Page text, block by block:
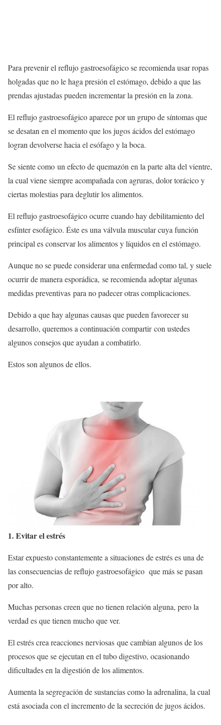
Para prevenir el reflujo gastroesofágico se recomienda usar ropas
holgadas que no le haga presión el estómago, debido a que las
prendas ajustadas pueden incrementar la presión en la zona.
El reflujo gastroesofágico aparece por un grupo de síntomas que
se desatan en el momento que los jugos ácidos del estómago
logran devolverse hacia el esófago y la boca.
Se siente como un efecto de quemazón en la parte alta del vientre,
la cual viene siempre acompañada con agruras, dolor torácico y
ciertas molestias para deglutir los alimentos.
El reflujo gastroesofágico ocurre cuando hay debilitamiento del
esfínter esofágico. Éste es una válvula muscular cuya función
principal es conservar los alimentos y líquidos en el estómago.
Aunque no se puede considerar una enfermedad como tal, y suele
ocurrir de manera esporádica, se recomienda adoptar algunas
medidas preventivas para no padecer otras complicaciones.
Debido a que hay algunas causas que pueden favorecer su
desarrollo, queremos a continuación compartir con ustedes
algunos consejos que ayudan a combatirlo.
Estos son algunos de ellos.
1. Evitar el estrés
Estar expuesto constantemente a situaciones de estrés es una de
las consecuencias de reflujo gastroesofágico que más se pasan
por alto.
Muchas personas creen que no tienen relación alguna, pero la
verdad es que tienen mucho que ver.
El estrés crea reacciones nerviosas que cambian algunos de los
procesos que se ejecutan en el tubo digestivo, ocasionando
dificultades en la digestión de los alimentos.
Aumenta la segregación de sustancias como la adrenalina, la cual
está asociada con el incremento de la secreción de jugos ácidos.